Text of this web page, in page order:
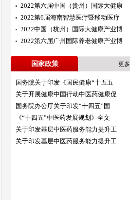
2022第六届中国（贵州）国际大健康
2022第6届海南智慧医疗暨移动医疗
2022中国（杭州）国际大健康产业博
2022第六届广州国际养老健康产业博
国家政策 更多
国务院关于印发《国民健康“十五五
关于开展健康中国行动中医药健康促
国务院办公厅关于印发“十四五”国
《“十四五”中医药发展规划》全文
关于印发基层中医药服务能力提升工
关于印发基层中医药服务能力提升工